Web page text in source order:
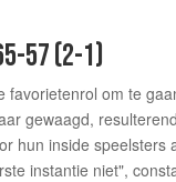
57 (2-1)
om te
gewaagd,
hun inside
instantie niet",